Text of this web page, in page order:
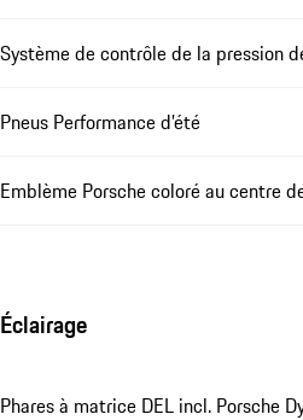
Système de contrôle de la pression
Pneus Performance d’été
Emblème Porsche coloré au centre
Éclairage
Phares à matrice DEL incl. Porsche